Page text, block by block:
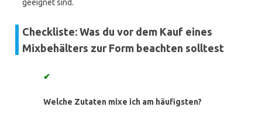
geeignet sind.
Checkliste: Was du vor dem Kauf eines
Mixbehälters zur Form beachten solltest
✔
Welche Zutaten mixe ich am häufigsten?